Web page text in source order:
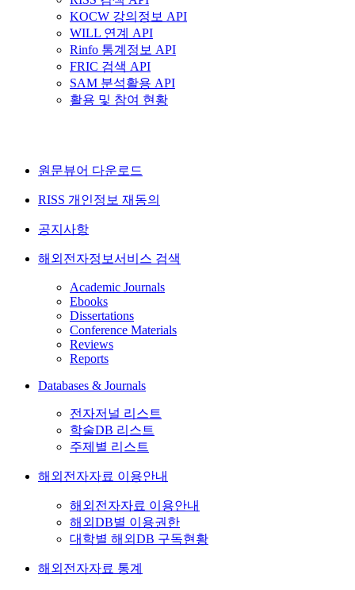
KOCW 강의정보 API
WILL 연계 API
Rinfo 통계정보 API
FRIC 검색 API
SAM 분석활용 API
활용 및 참여 현황
원문뷰어 다운로드
RISS 개인정보 재동의
공지사항
해외전자정보서비스 검색
Academic Journals
Ebooks
Dissertations
Conference Materials
Reviews
Reports
Databases & Journals
전자저널 리스트
학술DB 리스트
주제별 리스트
해외전자자료 이용안내
해외전자자료 이용안내
해외DB별 이용권한
대학별 해외DB 구독현황
해외전자자료 통계